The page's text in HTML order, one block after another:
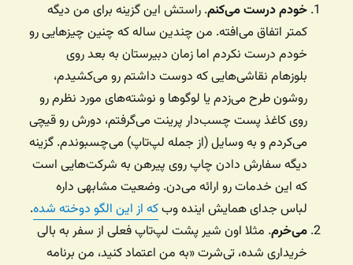
خودم درست می‌کنم. راستش این گزینه برای من دیگه
کمتر اتفاق می‌افته. من چندین ساله که چنین چیزهایی رو
خودم درست نکردم اما زمان دبیرستان به بعد روی
بلوزهام نقاشی‌هایی که دوست داشتم رو می‌کشیدم،
روشون طرح می‌زدم یا لوگوها و نوشته‌های مورد نظرم رو
روی کاغذ پست چسب‌دار پرینت می‌گرفتم، دورش رو قیچی
می‌کردم و به وسایل (از جمله لپ‌تاپ) می‌چسبوندم. گزینه
دیگه سفارش دادن چاپ روی پیرهن به شرکت‌هایی است
که این خدمات رو ارائه می‌دن. وضعیت مشابهی داره
لباس جدای همایش اینده وبکه از این الگو دوخته شده.
می‌خرم. مثلا اون شیر پشت لپ‌تاپ فعلی از سفر به بالی
خریداری شده، تی‌شرت «به من اعتماد کنید، من برنامه